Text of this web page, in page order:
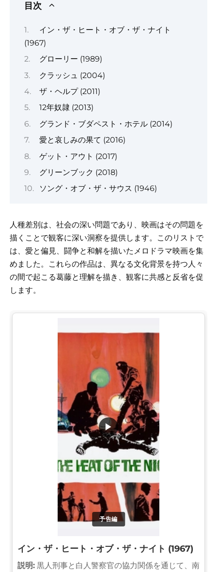
目次
イン・ザ・ヒート・オブ・ザ・ナイト
(1967)
グローリー (1989)
クラッシュ (2004)
ザ・ヘルプ (2011)
12年奴隷 (2013)
グランド・ブダペスト・ホテル (2014)
愛と哀しみの果て (2016)
ゲット・アウト (2017)
グリーンブック (2018)
ソング・オブ・ザ・サウス (1946)
人種差別は、社会の深い問題であり、映画はその問題を
描くことで観客に深い洞察を提供します。このリストで
は、愛と偏見、闘争と和解を描いたメロドラマ映画を集
めました。これらの作品は、異なる文化背景を持つ人々
の間で起こる葛藤と理解を描き、観客に共感と反省を促
します。
予告編
▶
イン・ザ・ヒート・オブ・ザ・ナイト (1967)
説明: 黒人刑事と白人警察官の協力関係を通じて、南